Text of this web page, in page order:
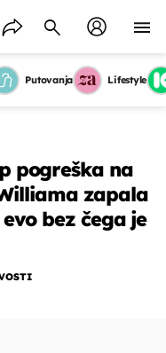
Putovanja Lifestyle
pogreška na
zapala
bez čega je